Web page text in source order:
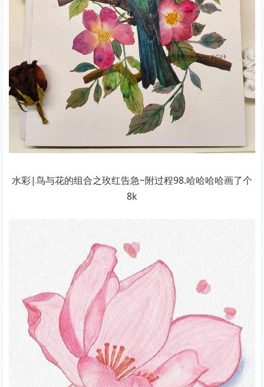
水彩|鸟与花的组合之玫红告急~附过程98.哈哈哈哈画了个
8k